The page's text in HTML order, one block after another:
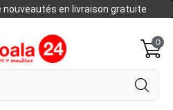
en livraison gratuite
0